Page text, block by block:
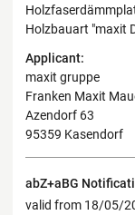
Holzbauart "maxit
Applicant:
maxit gruppe
Franken Maxit
Azendorf 63
95359 Kasendorf
abZ+aBG
valid from 18/05/